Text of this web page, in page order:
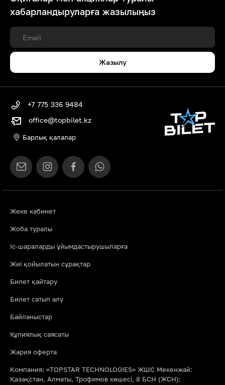
хабарландыруларға жазылыңыз
Жазылу
Жеке кабинет
Жоба туралы
Іс-шараларды ұйымдастырушыларға
Жиі қойылатын сұрақтар
Билет қайтару
Билет сатып алу
Байланыстар
Құпиялық саясаты
Жария оферта
Компания: «TOPSTAR TECHNOLOGIES» ЖШС Мекенжай:
Қазақстан, Алматы, Трофимов көшесі, 8 БСН (ЖСН):
+7 775 336 9484
office@topbilet.kz
Барлық қалалар